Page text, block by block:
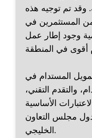
وقد تم توجيه هذه
المستثمرين في
وجود إطار عمل
المستدام في
والتقدم التقني،
الأساسية
مجلس التعاون
الخليجي.